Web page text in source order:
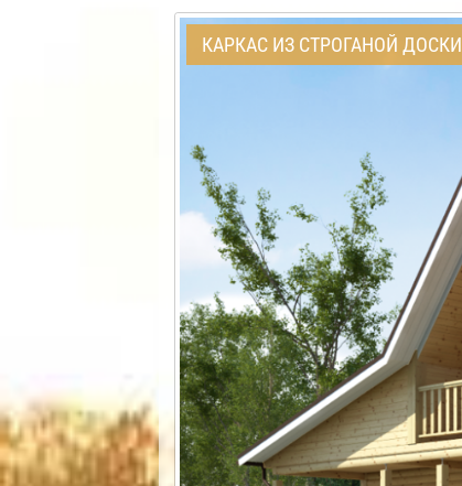
КАРКАС ИЗ СТРОГАНОЙ ДОСКИ